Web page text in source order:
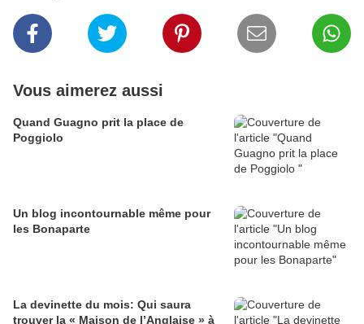
Vous aimerez aussi
Quand Guagno prit la place de
Poggiolo
Un blog incontournable même pour
les Bonaparte
La devinette du mois: Qui saura
trouver la « Maison de l’Anglaise » à